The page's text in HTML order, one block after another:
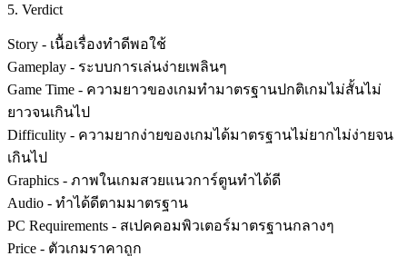
5. Verdict
Story - เนื้อเรื่องทำดีพอใช้
Gameplay - ระบบการเล่นง่ายเพลินๆ
Game Time - ความยาวของเกมทำมาตรฐานปกติเกมไม่สั้นไม่
ยาวจนเกินไป
Difficulity - ความยากง่ายของเกมได้มาตรฐานไม่ยากไม่ง่ายจน
เกินไป
Graphics - ภาพในเกมสวยแนวการ์ตูนทำได้ดี
Audio - ทำได้ดีตามมาตรฐาน
PC Requirements - สเปคคอมพิวเตอร์มาตรฐานกลางๆ
Price - ตัวเกมราคาถูก